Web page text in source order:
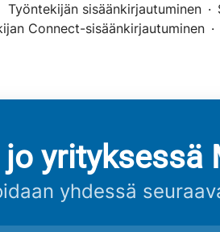
Työntekijän sisäänkirjautuminen ·
Connect-sisäänkirjautuminen ·
yrityksessä
yhdessä